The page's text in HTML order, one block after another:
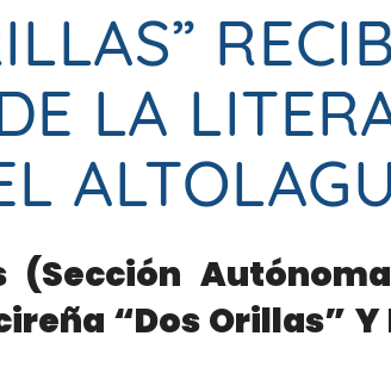
LA
(sección
“Dos Orillas”